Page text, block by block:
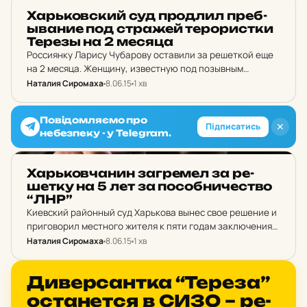
Харь­ков­ский суд прод­лил преб­
ыва­ние под стра­жей те­ро­рис­тки
Терезы на 2 месяца
Россиянку Ларису Чубарову оставили за решеткой еще
на 2 месяца. Женщину, известную под позывным
“Тереза”, обвиняют в организации террористических
военными. Гражданку РФ Ларису Чубарову, более…
Наталия Сиромаха8.06.151 хв
✕
Повідомляємо про
небезпеку - у Telegram.
Підписатись
Харь­ков­ча­нин заг­ре­мел за ре­
шет­ку на 5 лет за по­соб­ни­чес­тво
“ЛНР”
Киевский районный суд Харькова вынес свое решение и
приговорил местного жителя к пяти годам заключения
за финансирование боевиков из “ЛНР”. По информации
Наталия Сиромаха8.06.151 хв
НОВИНИ ХАРКОВА
Ди­вер­сан­тка “Тереза”
ос­та­нет­ся в СИЗО – ре­